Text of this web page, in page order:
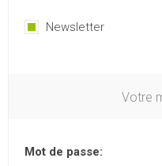
Newsletter
Votre
Mot de passe: